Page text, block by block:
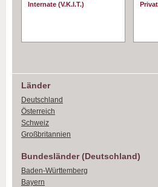
Internate (V.K.I.T.)
Länder
Deutschland
Österreich
Schweiz
Großbritannien
Bundesländer (Deutschland)
Baden-Württemberg
Bayern